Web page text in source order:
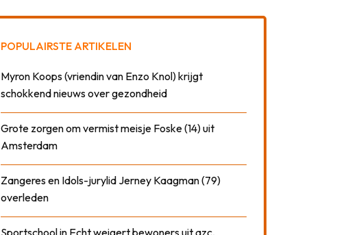
POPULAIRSTE ARTIKELEN
Myron Koops (vriendin van Enzo Knol) krijgt
schokkend nieuws over gezondheid
Grote zorgen om vermist meisje Foske (14) uit
Amsterdam
Zangeres en Idols-jurylid Jerney Kaagman (79)
overleden